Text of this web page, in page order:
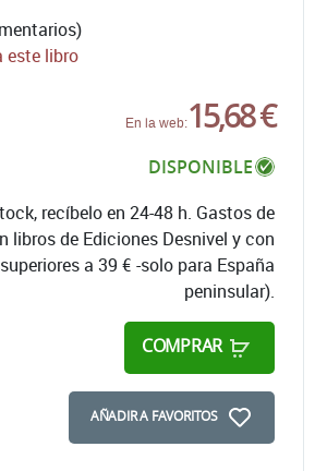
este libro
En la web:15,68 €
DISPONIBLE
recíbelo en 24-48 h. Gastos de
libros de Ediciones Desnivel y con
a 39 € -solo para España
peninsular).
COMPRAR
AÑADIR A FAVORITOS